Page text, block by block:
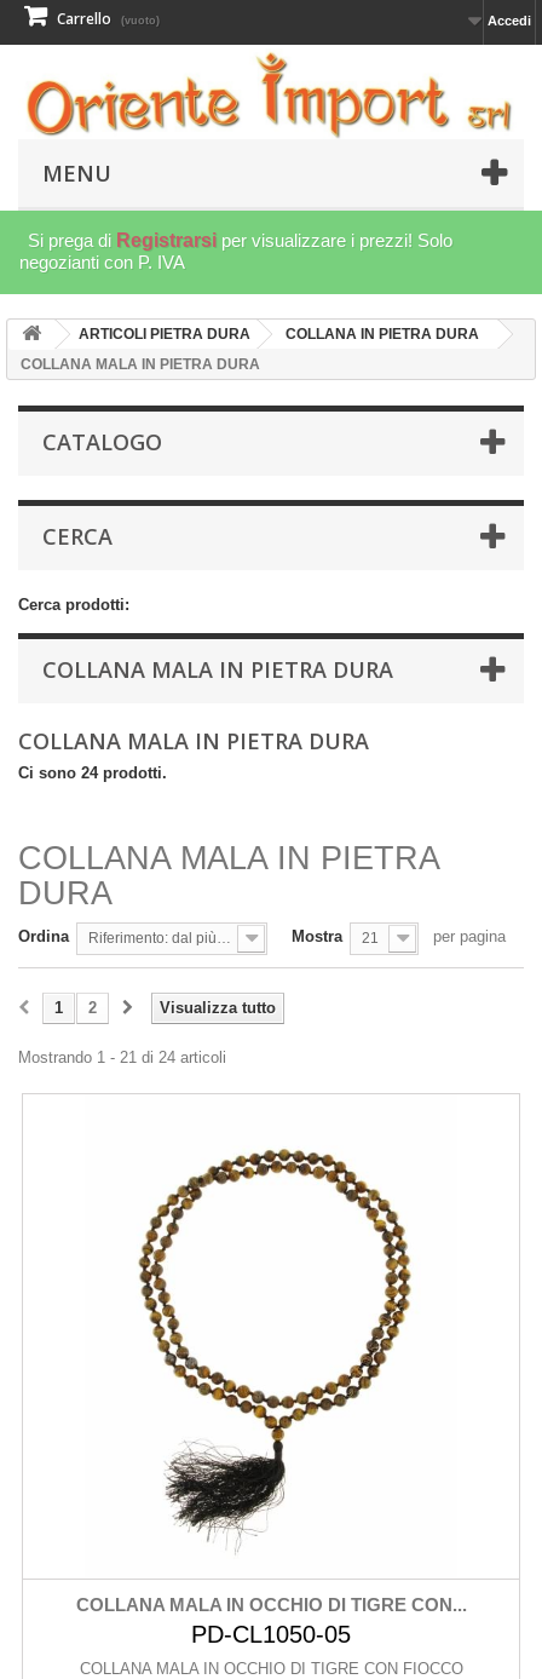
Accedi
Carrello (vuoto)
MENU
Si prega di Registrarsi per visualizzare i prezzi! Solo
negozianti con P. IVA
ARTICOLI PIETRA DURA
COLLANA IN PIETRA DURA
COLLANA MALA IN PIETRA DURA
CATALOGO
CERCA
Cerca prodotti:
COLLANA MALA IN PIETRA DURA
COLLANA MALA IN PIETRA DURA
Ci sono 24 prodotti.
COLLANA MALA IN PIETRA
DURA
Ordina Mostra 21 per pagina
Visualizza tutto
1 2
Mostrando 1 - 21 di 24 articoli
COLLANA MALA IN OCCHIO DI TIGRE CON...
PD-CL1050-05
COLLANA MALA IN OCCHIO DI TIGRE CON FIOCCO